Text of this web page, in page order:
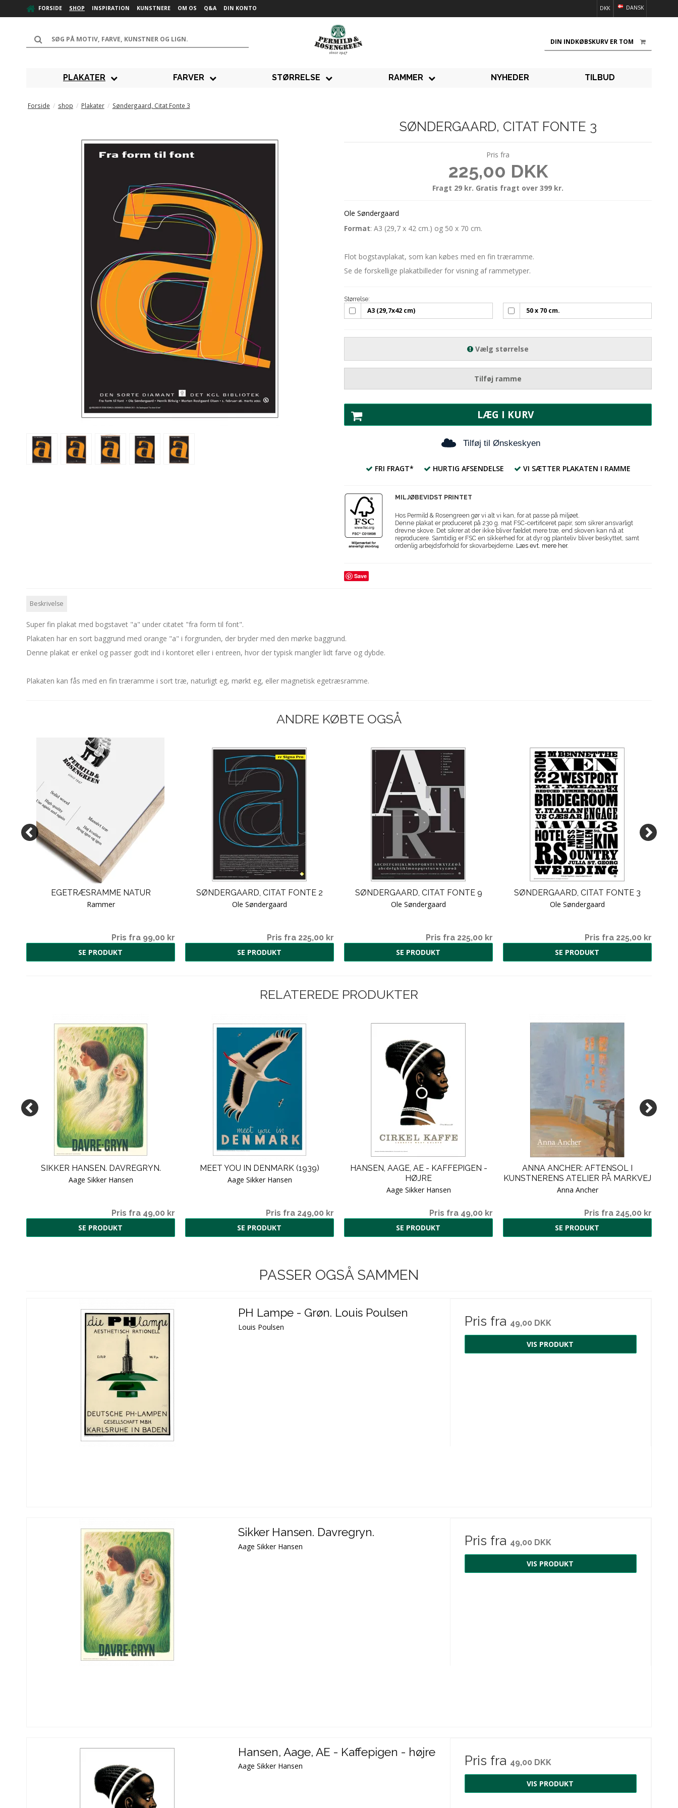
FORSIDE SHOP INSPIRATION KUNSTNERE OM OS Q&A DIN KONTO DANSK
DKK
DIN INDKØBSKURV ER TOM
PLAKATER FARVER STØRRELSE RAMMER NYHEDER TILBUD
Forside / shop / Plakater / Søndergaard, Citat Fonte 3
SØNDERGAARD, CITAT FONTE 3
Pris fra
225,00 DKK
Fragt 29 kr. Gratis fragt over 399 kr.
Ole Søndergaard
Format: A3 (29,7 x 42 cm.) og 50 x 70 cm.
Flot bogstavplakat, som kan købes med en fin træramme.
Se de forskellige plakatbilleder for visning af rammetyper.
Størrelse:
A3 (29,7x42 cm) 50 x 70 cm.
Vælg størrelse
Tilføj ramme
LÆG I KURV
Tilføj til Ønskeskyen
FRI FRAGT* HURTIG AFSENDELSE VI SÆTTER PLAKATEN I RAMME
MILJØBEVIDST PRINTET
Hos Permild & Rosengreen gør vi alt vi kan, for at passe på miljøet.
Denne plakat er produceret på 230 g. mat FSC-certificeret papir, som sikrer ansvarligt
drevne skove. Det sikrer at der ikke bliver fældet mere træ, end skoven kan nå at
reproducere. Samtidig er FSC en sikkerhed for, at dyr og planteliv bliver beskyttet, samt
ordenlig arbejdsforhold for skovarbejderne. Læs evt. mere her.
Save
Beskrivelse
Super fin plakat med bogstavet "a" under citatet "fra form til font".
Plakaten har en sort baggrund med orange "a" i forgrunden, der bryder med den mørke baggrund.
Denne plakat er enkel og passer godt ind i kontoret eller i entreen, hvor der typisk mangler lidt farve og dybde.
Plakaten kan fås med en fin træramme i sort træ, naturligt eg, mørkt eg, eller magnetisk egetræsramme.
ANDRE KØBTE OGSÅ
EGETRÆSRAMME NATUR
Rammer
Pris fra 99,00 kr
SE PRODUKT
SØNDERGAARD, CITAT FONTE 2
Ole Søndergaard
Pris fra 225,00 kr
SE PRODUKT
SØNDERGAARD, CITAT FONTE 9
Ole Søndergaard
Pris fra 225,00 kr
SE PRODUKT
SØNDERGAARD, CITAT FONTE 3
Ole Søndergaard
Pris fra 225,00 kr
SE PRODUKT
RELATEREDE PRODUKTER
SIKKER HANSEN. DAVREGRYN.
Aage Sikker Hansen
Pris fra 49,00 kr
SE PRODUKT
MEET YOU IN DENMARK (1939)
Aage Sikker Hansen
Pris fra 249,00 kr
SE PRODUKT
HANSEN, AAGE, AE - KAFFEPIGEN -
HØJRE
Aage Sikker Hansen
Pris fra 49,00 kr
SE PRODUKT
ANNA ANCHER: AFTENSOL I
KUNSTNERENS ATELIER PÅ MARKVEJ
Anna Ancher
Pris fra 245,00 kr
SE PRODUKT
PASSER OGSÅ SAMMEN
PH Lampe - Grøn. Louis Poulsen
Louis Poulsen Pris fra 49,00 DKK
VIS PRODUKT
Sikker Hansen. Davregryn.
Aage Sikker Hansen Pris fra 49,00 DKK
VIS PRODUKT
Hansen, Aage, AE - Kaffepigen - højre
Aage Sikker Hansen Pris fra 49,00 DKK
VIS PRODUKT